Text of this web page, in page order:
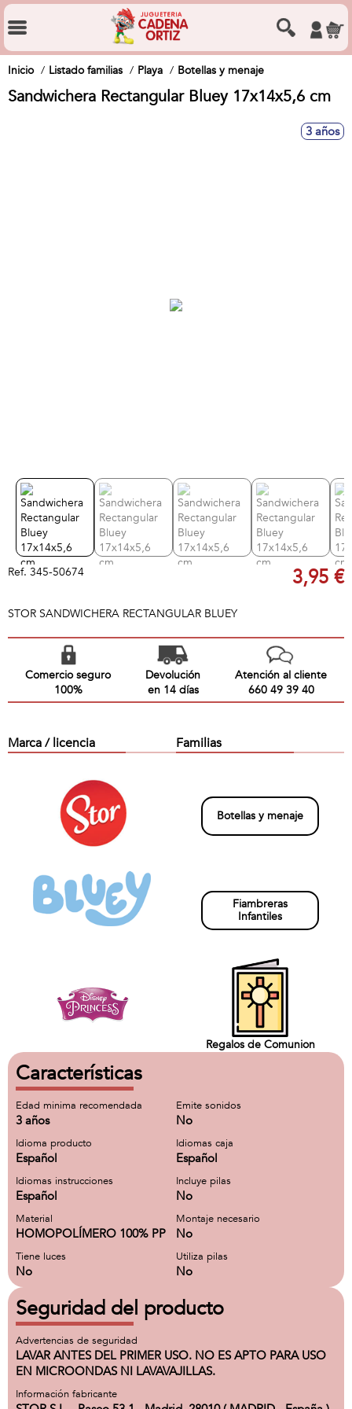
Inicio Listado familias Playa Botellas y menaje
Sandwichera Rectangular Bluey 17x14x5,6 cm
3 años
Ref. 345-50674 3,95 €
STOR SANDWICHERA RECTANGULAR BLUEY
Comercio seguro
100%
Devolución
en 14 días
Atención al cliente
660 49 39 40
Marca / licencia Familias
Botellas y menaje
Fiambreras
Infantiles
Regalos de Comunion
Características
Edad minima recomendada
3 años
Emite sonidos
No
Idioma producto
Español
Idiomas caja
Español
Idiomas instrucciones
Español
Incluye pilas
No
Material
HOMOPOLÍMERO 100% PP
Montaje necesario
No
Tiene luces
No
Utiliza pilas
No
Seguridad del producto
Advertencias de seguridad
LAVAR ANTES DEL PRIMER USO. NO ES APTO PARA USO
EN MICROONDAS NI LAVAVAJILLAS.
Información fabricante